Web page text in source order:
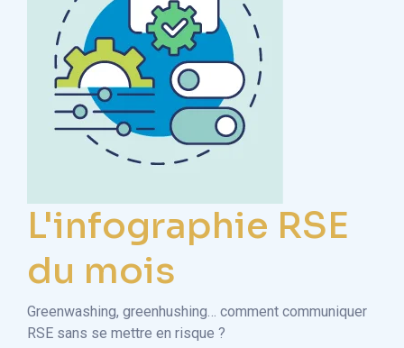
L'infographie RSE
du mois
Greenwashing, greenhushing… comment communiquer
RSE sans se mettre en risque ?